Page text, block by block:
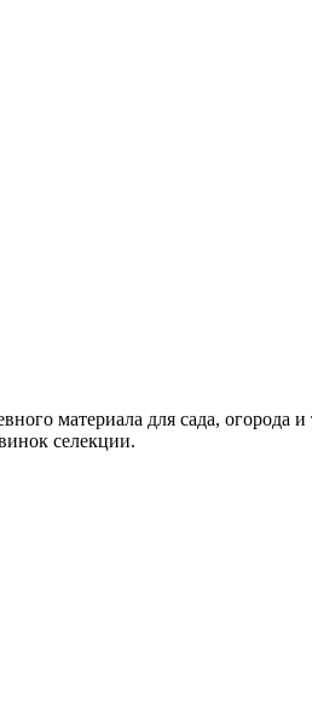
материала для сада, огорода
селекции.